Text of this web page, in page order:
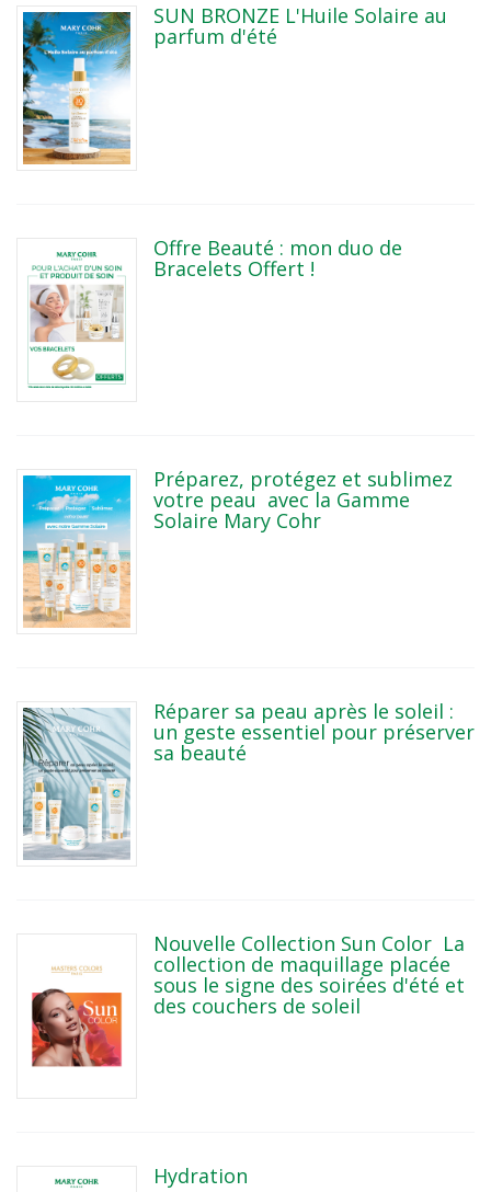
SUN BRONZE L'Huile Solaire au
parfum d'été
Offre Beauté : mon duo de
Bracelets Offert !
Préparez, protégez et sublimez
votre peau avec la Gamme
Solaire Mary Cohr
Réparer sa peau après le soleil :
un geste essentiel pour préserver
sa beauté
Nouvelle Collection Sun Color La
collection de maquillage placée
sous le signe des soirées d'été et
des couchers de soleil
Hydration